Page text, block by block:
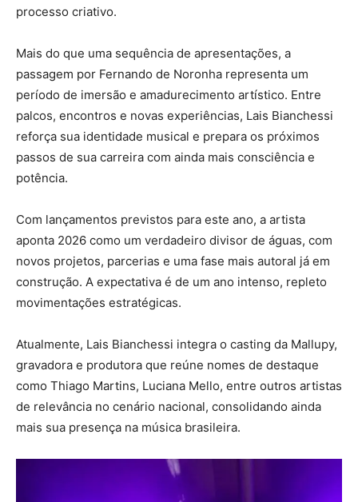
processo criativo.
Mais do que uma sequência de apresentações, a
passagem por Fernando de Noronha representa um
período de imersão e amadurecimento artístico. Entre
palcos, encontros e novas experiências, Lais Bianchessi
reforça sua identidade musical e prepara os próximos
passos de sua carreira com ainda mais consciência e
potência.
Com lançamentos previstos para este ano, a artista
aponta 2026 como um verdadeiro divisor de águas, com
novos projetos, parcerias e uma fase mais autoral já em
construção. A expectativa é de um ano intenso, repleto
movimentações estratégicas.
Atualmente, Lais Bianchessi integra o casting da Mallupy,
gravadora e produtora que reúne nomes de destaque
como Thiago Martins, Luciana Mello, entre outros artistas
de relevância no cenário nacional, consolidando ainda
mais sua presença na música brasileira.